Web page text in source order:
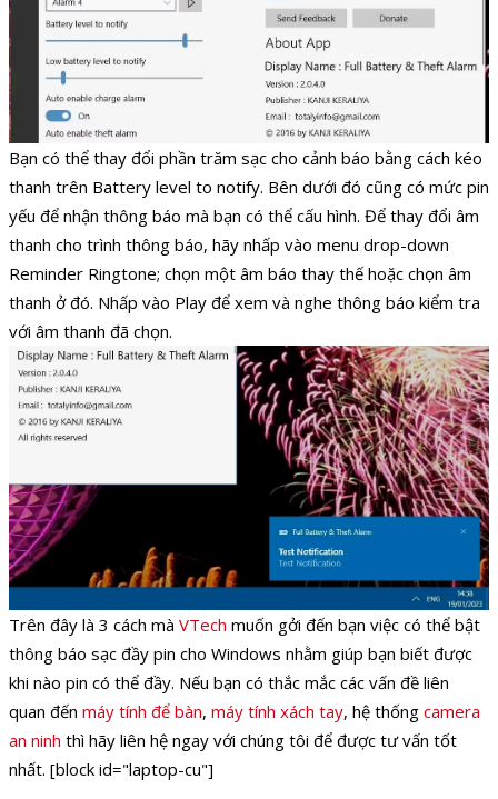
Bạn có thể thay đổi phần trăm sạc cho cảnh báo bằng cách kéo
thanh trên Battery level to notify. Bên dưới đó cũng có mức pin
yếu để nhận thông báo mà bạn có thể cấu hình. Để thay đổi âm
thanh cho trình thông báo, hãy nhấp vào menu drop-down
Reminder Ringtone; chọn một âm báo thay thế hoặc chọn âm
thanh ở đó. Nhấp vào Play để xem và nghe thông báo kiểm tra
với âm thanh đã chọn.
Trên đây là 3 cách mà VTech muốn gởi đến bạn việc có thể bật
thông báo sạc đầy pin cho Windows nhằm giúp bạn biết được
khi nào pin có thể đầy. Nếu bạn có thắc mắc các vấn đề liên
quan đến máy tính để bàn, máy tính xách tay, hệ thống camera
an ninh thì hãy liên hệ ngay với chúng tôi để được tư vấn tốt
nhất. [block id="laptop-cu"]